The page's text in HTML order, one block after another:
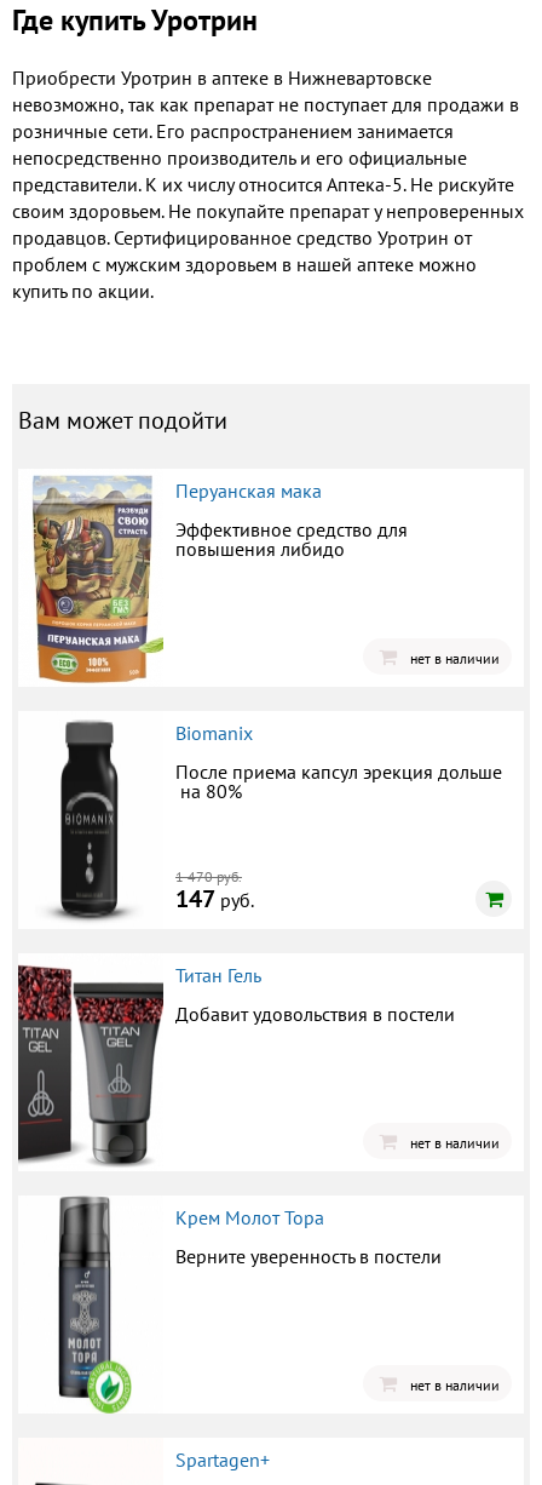
Где купить Уротрин
Приобрести Уротрин в аптеке в Нижневартовске
невозможно, так как препарат не поступает для продажи в
розничные сети. Его распространением занимается
непосредственно производитель и его официальные
представители. К их числу относится Аптека-5. Не рискуйте
своим здоровьем. Не покупайте препарат у непроверенных
продавцов. Сертифицированное средство Уротрин от
проблем с мужским здоровьем в нашей аптеке можно
купить по акции.
Вам может подойти
Перуанская мака
Эффективное средство для
повышения либидо
нет в наличии
Biomanix
После приема капсул эрекция дольше
на 80%
1 470 руб.
147 руб.
Титан Гель
Добавит удовольствия в постели
нет в наличии
Крем Молот Тора
Верните уверенность в постели
нет в наличии
Spartagen+